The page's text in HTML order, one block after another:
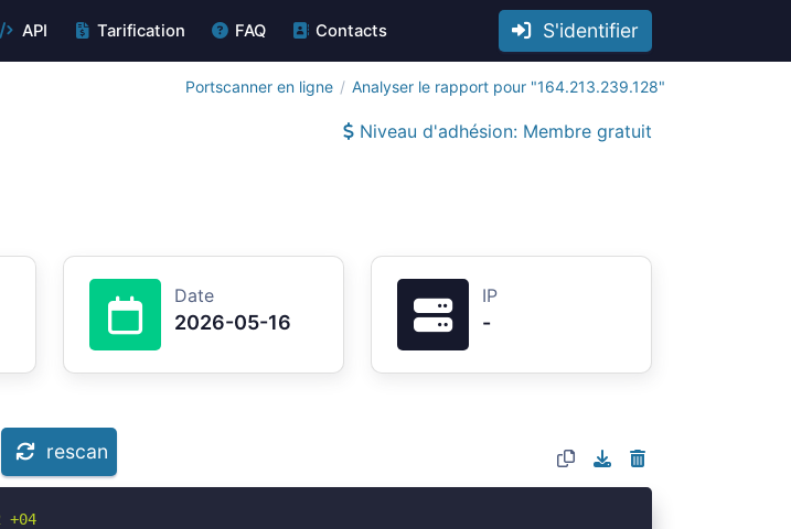
API Tarification FAQ Contacts S'identifier
Portscanner en ligne Analyser le rapport pour "164.213.239.128"
Niveau d'adhésion: Membre gratuit
Date
2026-05-16
IP
-
rescan
+04